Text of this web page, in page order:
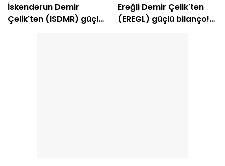
İskenderun Demir
Çelik'ten (ISDMR) güçlü
Ereğli Demir Çelik'ten
(EREGL) güçlü bilanço!